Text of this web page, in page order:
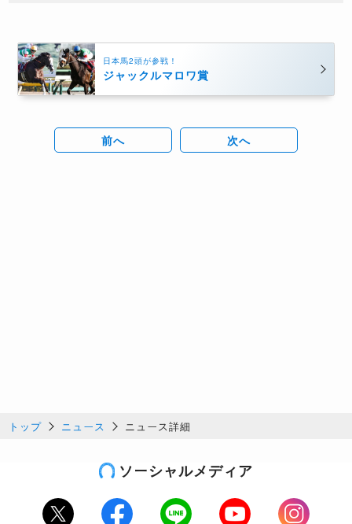
日本馬2頭が参戦！
ジャックルマロワ賞
前へ 次へ
トップ ニュース ニュース詳細
ソーシャルメディア